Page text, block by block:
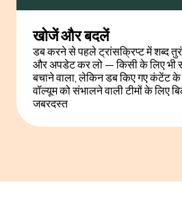
खोजें और बदलें
डब करने से पहले ट्रांसक्रिप्ट में शब्द
और अपडेट कर लो — किसी के लिए भी
बचाने वाला, लेकिन डब किए गए कंटेंट
वॉल्यूम को संभालने वाली टीमों के लिए
जबरदस्त